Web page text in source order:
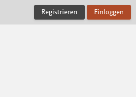
Registrieren Einloggen